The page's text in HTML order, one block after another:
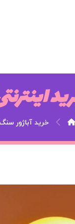
خرید آباژور